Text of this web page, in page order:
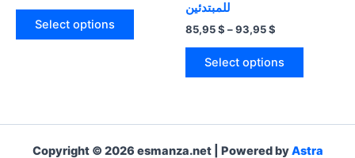
7,95 $
through
Select options
This
options
may
للمبتدئين
85,95$ –93,95$
through
Select options
This
variants.
The
Copyright © 2026 esmanza.net | Powered byAstra